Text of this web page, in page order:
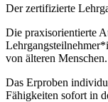
Der zertifizierte
Die praxisorientierte
von älteren Menschen.
Das Erproben
Fähigkeiten sofort in